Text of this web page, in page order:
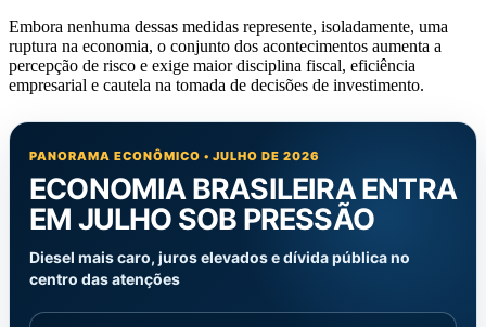
Embora nenhuma dessas medidas represente, isoladamente, uma
ruptura na economia, o conjunto dos acontecimentos aumenta a
percepção de risco e exige maior disciplina fiscal, eficiência
empresarial e cautela na tomada de decisões de investimento.
PANORAMA ECONÔMICO • JULHO DE 2026
ECONOMIA BRASILEIRA ENTRA
EM JULHO SOB PRESSÃO
Diesel mais caro, juros elevados e dívida pública no
centro das atenções